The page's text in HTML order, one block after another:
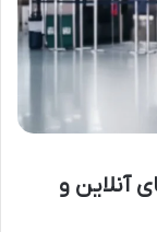
آنلاین و